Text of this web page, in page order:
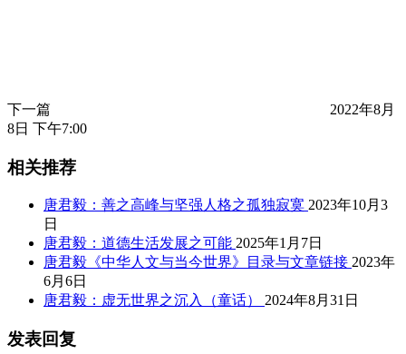
下一篇
2022年8月
8日 下午7:00
相关推荐
唐君毅：善之高峰与坚强人格之孤独寂寞 2023年10月3
日
唐君毅：道德生活发展之可能 2025年1月7日
唐君毅《中华人文与当今世界》目录与文章链接 2023年
6月6日
唐君毅：虚无世界之沉入（童话）
2024年8月31日
发表回复